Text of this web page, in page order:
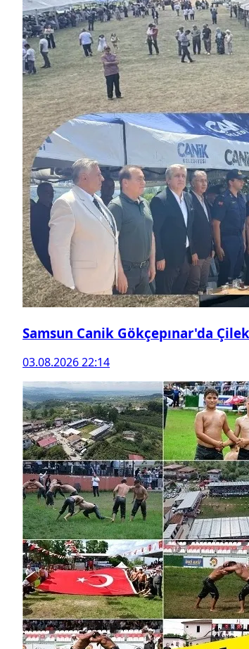
Samsun Canik Gökçepınar'da
03.08.2026 22:14